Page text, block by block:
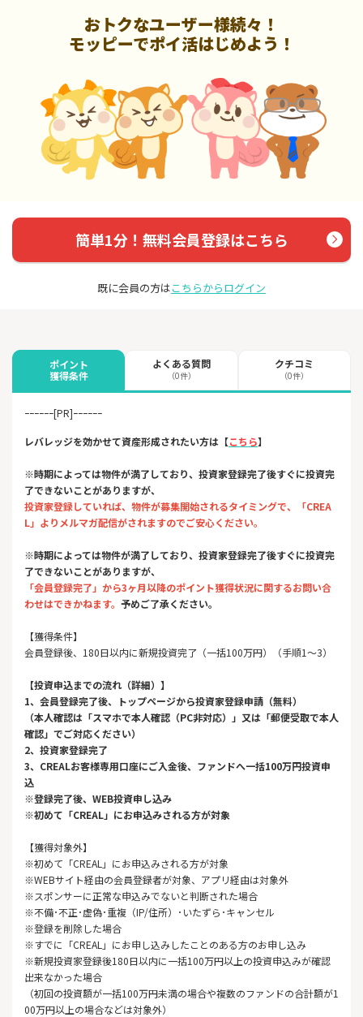
おトクなユーザー様続々！
モッピーでポイ活はじめよう！
簡単1分！無料会員登録はこちら
既に会員の方はこちらからログイン
ポイント
獲得条件
よくある質問
（0件）
クチコミ
（0件）
ｰｰｰｰｰｰ[PR]ｰｰｰｰｰｰ
レバレッジを効かせて資産形成されたい方は【こちら】
※時期によっては物件が満了しており、投資家登録完了後すぐに投資完
了できないことがありますが、
投資家登録していれば、物件が募集開始されるタイミングで、「CREA
L」よりメルマガ配信がされますのでご安心ください。
※時期によっては物件が満了しており、投資家登録完了後すぐに投資完
了できないことがありますが、
「会員登録完了」から3ヶ月以降のポイント獲得状況に関するお問い合
わせはできかねます。 予めご了承ください。
【獲得条件】
会員登録後、180日以内に新規投資完了（一括100万円）（手順1～3）
【投資申込までの流れ（詳細）】
1、会員登録完了後、トップページから投資家登録申請（無料）
（本人確認は「スマホで本人確認（PC非対応）」又は「郵便受取で本人
確認」でご対応ください）
2、投資家登録完了
3、CREALお客様専用口座にご入金後、ファンドへ一括100万円投資申
込
※登録完了後、WEB投資申し込み
※初めて「CREAL」にお申込みされる方が対象
【獲得対象外】
※初めて「CREAL」にお申込みされる方が対象
※WEBサイト経由の会員登録者が対象、アプリ経由は対象外
※スポンサーに正常な申込みでないと判断された場合
※不備･不正･虚偽･重複（IP/住所）･いたずら･キャンセル
※登録を削除した場合
※すでに「CREAL」にお申し込みしたことのある方のお申し込み
※新規投資家登録後180日以内に一括100万円以上の投資申込みが確認
出来なかった場合
（初回の投資額が一括100万円未満の場合や複数のファンドの合計額が1
00万円以上の場合などは対象外）